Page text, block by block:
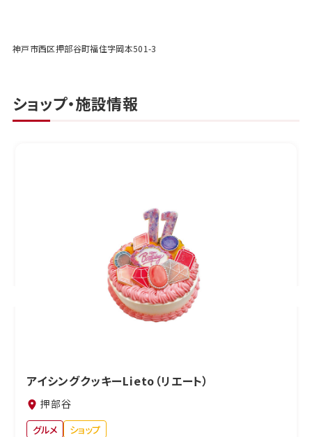
神戸市西区押部谷町福住字岡本501-3
ショップ・施設情報
アイシングクッキーLieto（リエート）
押部谷
グルメ
ショップ